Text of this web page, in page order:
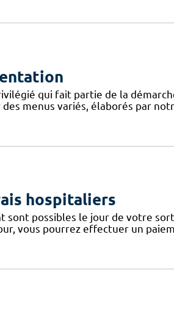
qui fait partie de la
menus variés, élaborés par
hospitaliers
sont possibles le jour de votre
vous pourrez effectuer un